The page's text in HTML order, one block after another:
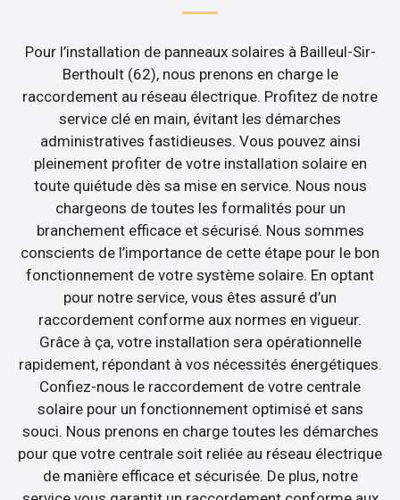
Pour l’installation de panneaux solaires à Bailleul-Sir-
Berthoult (62), nous prenons en charge le
raccordement au réseau électrique. Profitez de notre
service clé en main, évitant les démarches
administratives fastidieuses. Vous pouvez ainsi
pleinement profiter de votre installation solaire en
toute quiétude dès sa mise en service. Nous nous
chargeons de toutes les formalités pour un
branchement efficace et sécurisé. Nous sommes
conscients de l’importance de cette étape pour le bon
fonctionnement de votre système solaire. En optant
pour notre service, vous êtes assuré d’un
raccordement conforme aux normes en vigueur.
Grâce à ça, votre installation sera opérationnelle
rapidement, répondant à vos nécessités énergétiques.
Confiez-nous le raccordement de votre centrale
solaire pour un fonctionnement optimisé et sans
souci. Nous prenons en charge toutes les démarches
pour que votre centrale soit reliée au réseau électrique
de manière efficace et sécurisée. De plus, notre